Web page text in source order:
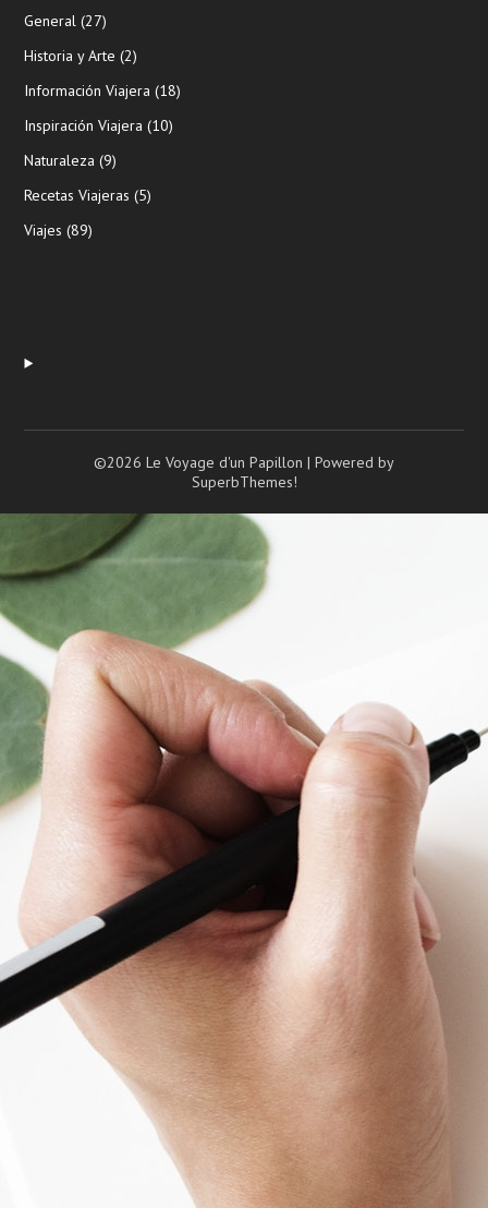
General (27)
Historia y Arte (2)
Información Viajera (18)
Inspiración Viajera (10)
Naturaleza (9)
Recetas Viajeras (5)
Viajes (89)
©2026 Le Voyage d'un Papillon | Powered by
SuperbThemes!